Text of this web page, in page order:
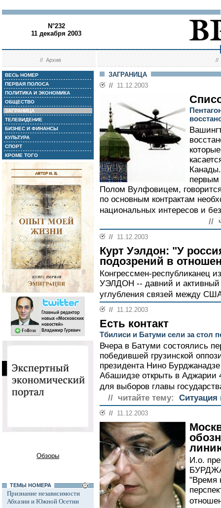
N°232
11 декабря 2003
//Архив //
ВЕСЬ НОМЕР
ПЕРВАЯ ПОЛОСА
ПОЛИТИКА И ЭКОНОМИКА
ОБЩЕСТВО
ЗАГРАНИЦА
ТЕЛЕВИДЕНИЕ
БИЗНЕС И ФИНАНСЫ
КУЛЬТУРА
СПОРТ
КРОМЕ ТОГО
Обзоры
ТЕМЫ НОМЕРА
Признание независимости
Абхазии и Южной Осетии
ЗАГРАНИЦА
// 11.12.2003
первым
Полом Вулфовицем,
по основным контрактам
национальных интересов и
//
// 11.12.2003
Курт Уэлдон: "У
подозрений в
Конгрессмен-республиканец
УЭЛДОН -- давний и активный
углубления связей между
// 11.12.2003
Есть контакт
Тбилиси и Батуми сели за стол
Вчера в Батуми состоялись
победившей грузинской
президента Нино
Абашидзе открыть в Аджарии
для выборов главы
// читайте тему:
Ситуация
// 11.12.2003
И.о.
"Время